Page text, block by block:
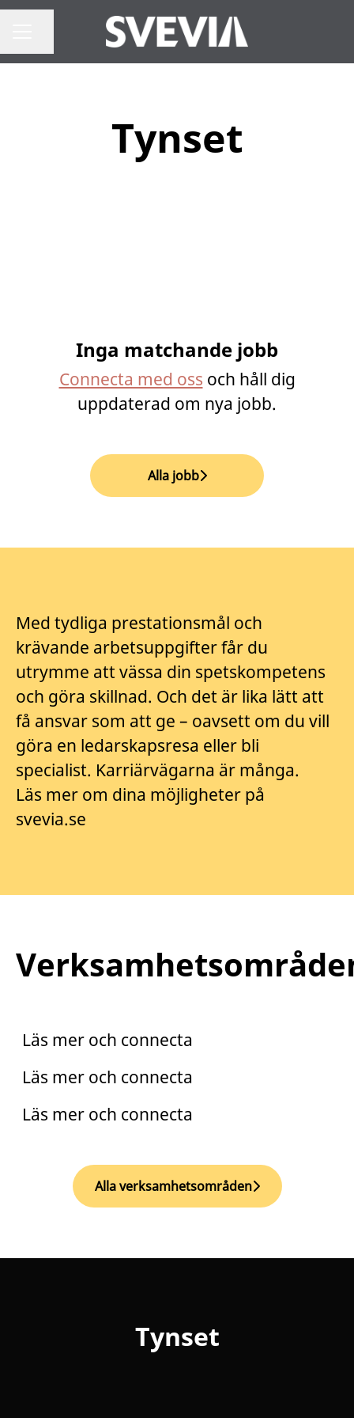
Tynset
Inga matchande jobb
Connecta med oss och håll dig
uppdaterad om nya jobb.
Alla jobb
Med tydliga prestationsmål och
krävande arbetsuppgifter får du
utrymme att vässa din spetskompetens
och göra skillnad. Och det är lika lätt att
få ansvar som att ge – oavsett om du vill
göra en ledarskapsresa eller bli
specialist. Karriärvägarna är många.
Läs mer om dina möjligheter på
svevia.se
Läs mer och connecta
Läs mer och connecta
Läs mer och connecta
Alla verksamhetsområden
Tynset